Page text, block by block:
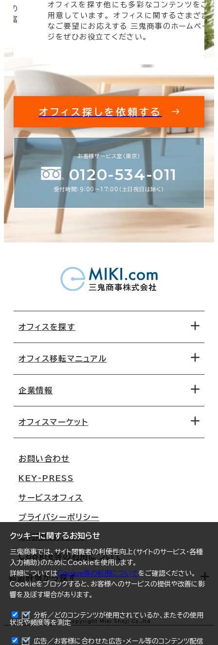
まとめて資料請求
クッキーに関するお知らせ
三鬼商事では、サイト閲覧者の利便性向上(サイトのサービス・各種
入力補助)のためにCookieを使用します。
詳細についてはCookie等の利用についてをご確認ください。
Cookieをブロックすると、お客様へのサービスの提供や改善に影
響を及ぼす場合があります。
分析／どのコンテンツが使用されているか、またその使用
状況や頻度等を測定
広告／お客様に合わせた広告・メール等のコンテンツ配信
の
豊富
オフィスを探す他にも多彩なコンテンツをご
用意しています。 オフィスに関するさまざま
なご要望にお応えする 三鬼商事のホームペー
ジをぜひお役立てください。
オフィス探しを依頼する
お客様サービス室（東京）
0120-534-011
受付時間：9:00〜17:00（土日祝日は除く）
オフィスを探す
地図から探す
路線・駅から探す
オフィス移転マニュアル
移転コストシミュレーション
移転スケジュール
オフィス移転Q&A
企業情報
オフィスマーケット
大阪
名古屋
札幌
仙台
横浜
福岡
オフィスリポート
ログイン
お問い合わせ
KEY-PRESS
サービスオフィス
プライバシーポリシー
ご利用にあたって
Cookie等の利用について
都道府県から探す
北海道
青森県
Copyright Miki Shoji Co.,ltd